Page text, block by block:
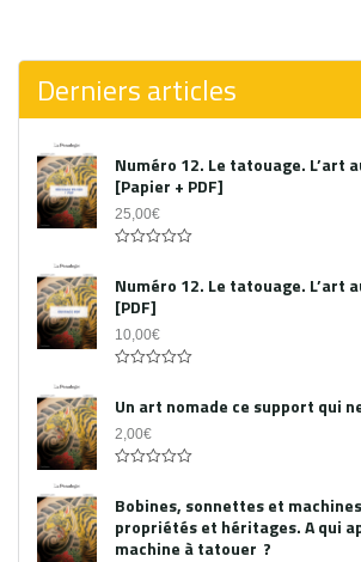
5
Derniers articles
Numéro 12. Le tatouage. L’art
[Papier + PDF]
25,00€
out
of
5
Numéro 12. Le tatouage. L’art
[PDF]
10,00€
out
of
5
Un art nomade ce support qui
2,00€
out
of
5
Bobines, sonnettes et
propriétés et héritages. A qui
machine à tatouer ?